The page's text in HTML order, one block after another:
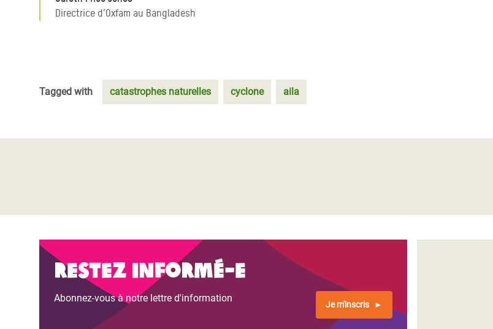
Directrice d’Oxfam au Bangladesh
Tagged with catastrophes naturelles cyclone aila
Restez informé-e
Abonnez-vous à notre lettre d'information
Je m'inscris